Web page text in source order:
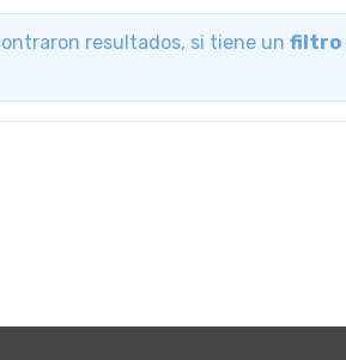
resultados, si tiene un filtro